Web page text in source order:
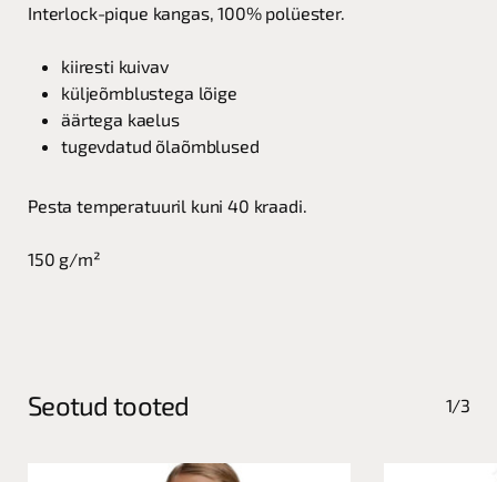
Interlock-pique kangas, 100% polüester.
kiiresti kuivav
küljeõmblustega lõige
äärtega kaelus
tugevdatud õlaõmblused
Pesta temperatuuril kuni 40 kraadi.
150 g/m²
Seotud tooted 1/3